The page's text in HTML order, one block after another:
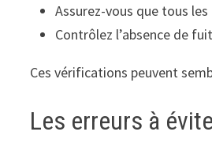
Assurez-vous que tous
Contrôlez l’absence de
Ces vérifications peuvent
Les erreurs à